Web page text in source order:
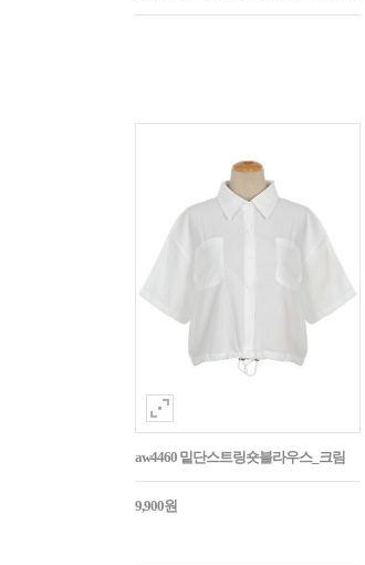
aw4460 밑단스트링숏블라우스_크림
9,900원